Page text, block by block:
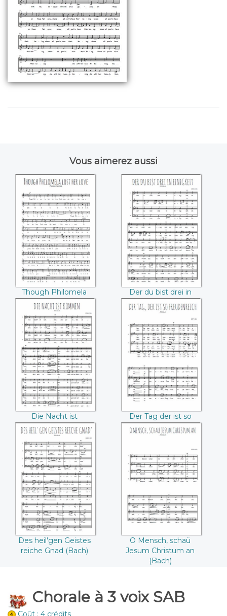
Vous aimerez aussi
Though Philomela
lost her love
((Thomas Morley))
Though Philomela
lost her love (Thomas
Morley)
Der du bist drei in
Einigkeit (Bach)
Der du bist drei in
Einigkeit (Bach)
Die Nacht ist
kommen (Bach)
Die Nacht ist
kommen (Bach)
Der Tag der ist so
freudenreich
Der Tag der ist so
freudenreich (Bach)
Des heil'gen
Geistes reiche
Gnad (Bach)
Des heil'gen Geistes
reiche Gnad (Bach)
O Mensch, schaü
Jesum Christum an
O Mensch, schaü
Jesum Christum an
(Bach)
Chorale à 3 voix SAB
Coût : 4 crédits